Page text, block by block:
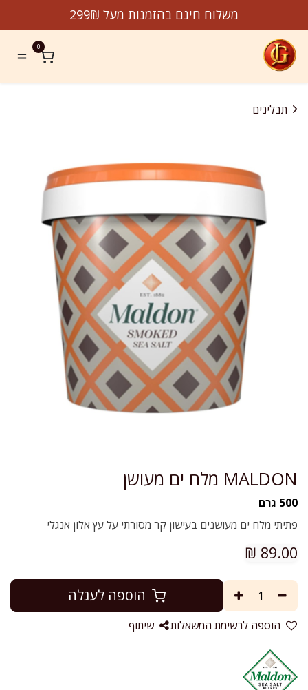
משלוח חינם בהזמנות מעל 299₪
0
תבלינים
MALDON מלח ים מעושן
500 גרם
פתיתי מלח ים מעושנים בעישון קר מסורתי על עץ אלון אנגלי
89.00
₪
הוספה לעגלה
הוספה לרשימת המשאלות שיתוף